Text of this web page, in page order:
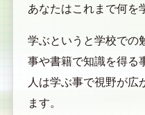
あなたはこれまで何を
学ぶというと学校での
事や書籍で知識を得る
人は学ぶ事で視野が広
ます。